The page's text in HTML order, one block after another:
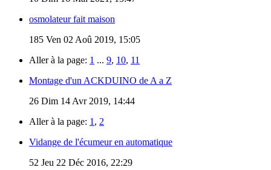
osmolateur fait maison
185 Ven 02 Aoû 2019, 15:05
Aller à la page: 1 ... 9, 10, 11
Montage d'un ACKDUINO de A a Z
26 Dim 14 Avr 2019, 14:44
Aller à la page: 1 , 2
Vidange de l'écumeur en automatique
52 Jeu 22 Déc 2016, 22:29